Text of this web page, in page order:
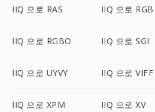
IIQ 으로 RAS IIQ 으로 RGB
IIQ 으로 RGBO IIQ 으로 SGI
IIQ 으로 UYVY IIQ 으로 VIFF
IIQ 으로 XPM IIQ 으로 XV